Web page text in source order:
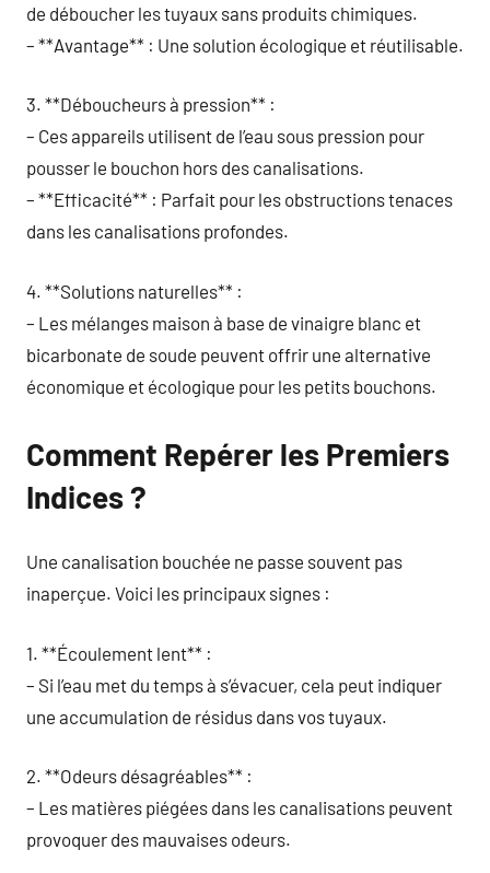
de déboucher les tuyaux sans produits chimiques.
– **Avantage** : Une solution écologique et réutilisable.
3. **Déboucheurs à pression** :
– Ces appareils utilisent de l’eau sous pression pour
pousser le bouchon hors des canalisations.
– **Efficacité** : Parfait pour les obstructions tenaces
dans les canalisations profondes.
4. **Solutions naturelles** :
– Les mélanges maison à base de vinaigre blanc et
bicarbonate de soude peuvent offrir une alternative
économique et écologique pour les petits bouchons.
Comment Repérer les Premiers
Indices ?
Une canalisation bouchée ne passe souvent pas
inaperçue. Voici les principaux signes :
1. **Écoulement lent** :
– Si l’eau met du temps à s’évacuer, cela peut indiquer
une accumulation de résidus dans vos tuyaux.
2. **Odeurs désagréables** :
– Les matières piégées dans les canalisations peuvent
provoquer des mauvaises odeurs.